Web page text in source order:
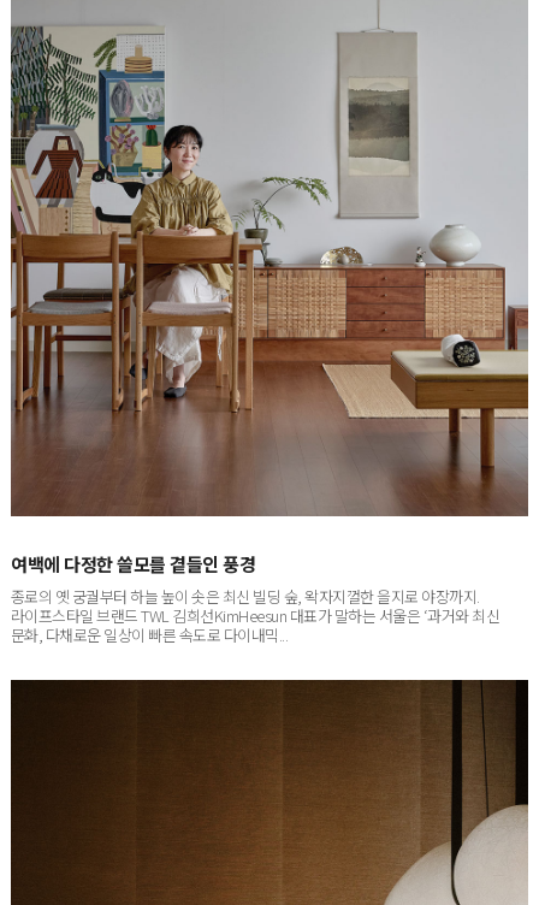
종로의 옛 궁궐부터 하늘 높이 솟은 최신 빌딩 숲, 왁자지껄한 을지로 야장까지.
라이프스타일 브랜드 TWL 김희선KimHeesun 대표가 말하는 서울은 ‘과거와 최신
문화, 다채로운 일상이 빠른 속도로 다이내믹...